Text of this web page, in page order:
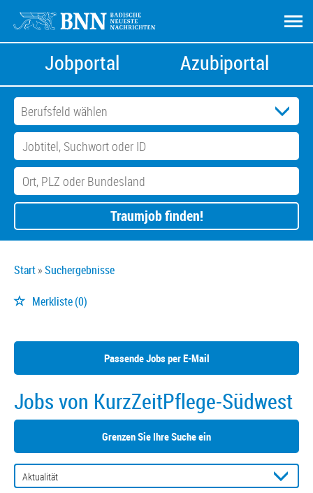
Jobportal Azubiportal
Traumjob finden!
Start Suchergebnisse
Merkliste(0)
Passende Jobs per E-Mail
Jobs von KurzZeitPflege-Südwest
Grenzen Sie Ihre Suche ein